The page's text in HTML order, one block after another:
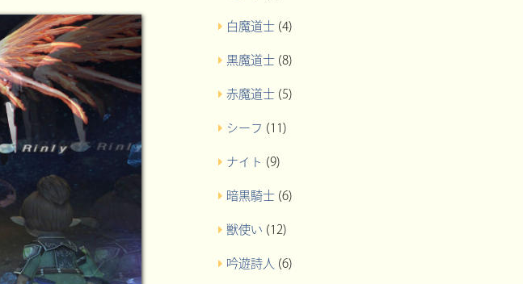
白魔道士 (4)
黒魔道士 (8)
赤魔道士 (5)
シーフ (11)
ナイト (9)
暗黒騎士 (6)
獣使い (12)
吟遊詩人 (6)